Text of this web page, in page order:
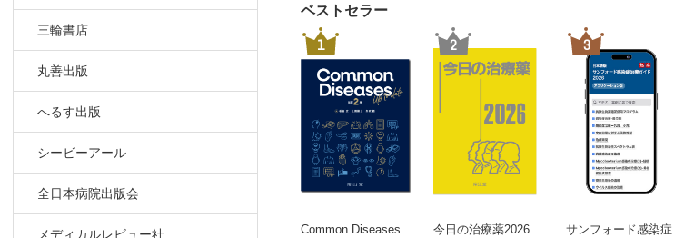
三輪書店
丸善出版
へるす出版
シービーアール
全日本病院出版会
メディカルレビュー社
医療機関にとって手術室の運営はなぜ重要なのか？
手術室運営のアウトプット指標
手術室運営のインプット指標
手術室の効率的な利用
時間外の緊急手術に対する診療報酬
手術の難易度と診療報酬
手術室運営に必要な資源と，その効率的利用
手術室を効率的に運営するために
ベストセラー
1
Common Diseases
2
今日の治療薬2026
3
サンフォード感染症